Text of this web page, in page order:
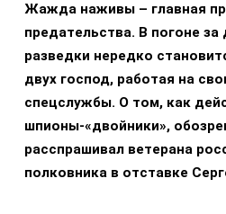
Жажда наживы – главная
предательства. В погоне за
разведки нередко
двух господ, работая на
спецслужбы. О том, как
шпионы-«двойники»,
расспрашивал ветерана
полковника в отставке